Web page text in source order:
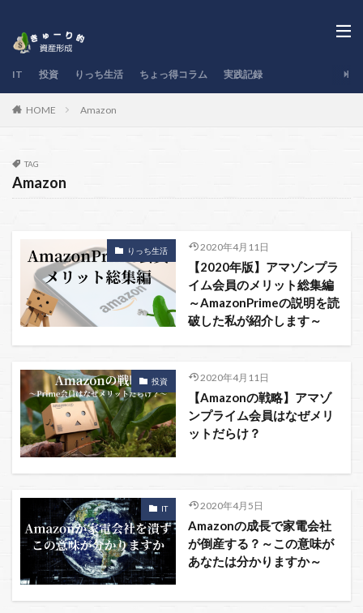
IT 投資 りっち生活 ちょっ得コラム 実践記録
HOME Amazon
TAG
Amazon
りっち生活 2020年4月11日
【2020年版】アマゾンプラ
イム会員のメリット総集編
～AmazonPrimeの説明を読
破した私が紹介します～
投資 2020年4月11日
【Amazonの戦略】アマゾ
ンプライム会員はなぜメリ
ットだらけ？
IT 2020年4月5日
Amazonの成長で家電会社
が倒産する？～この意味が
あなたは分かりますか～